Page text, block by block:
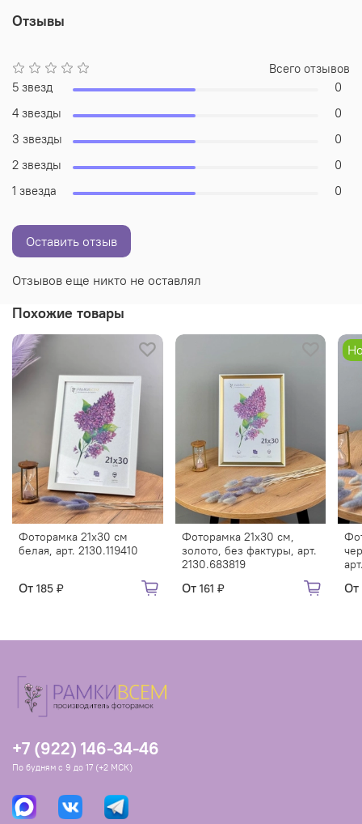
Отзывы
Отзывов еще никто не оставлял
Всего отзывов
5 звезд
0
4 звезды
0
3 звезды
0
2 звезды
0
1 звезда
0
Оставить отзыв
Похожие товары
Фоторамка 21х30 см
белая, арт. 2130.119410
От 185 ₽
Фоторамка 21х30 см,
золото, без фактуры, арт.
2130.683819
От 161 ₽ От
+7 (922) 146-34-46
По будням с 9 до 17 (+2 МСК)